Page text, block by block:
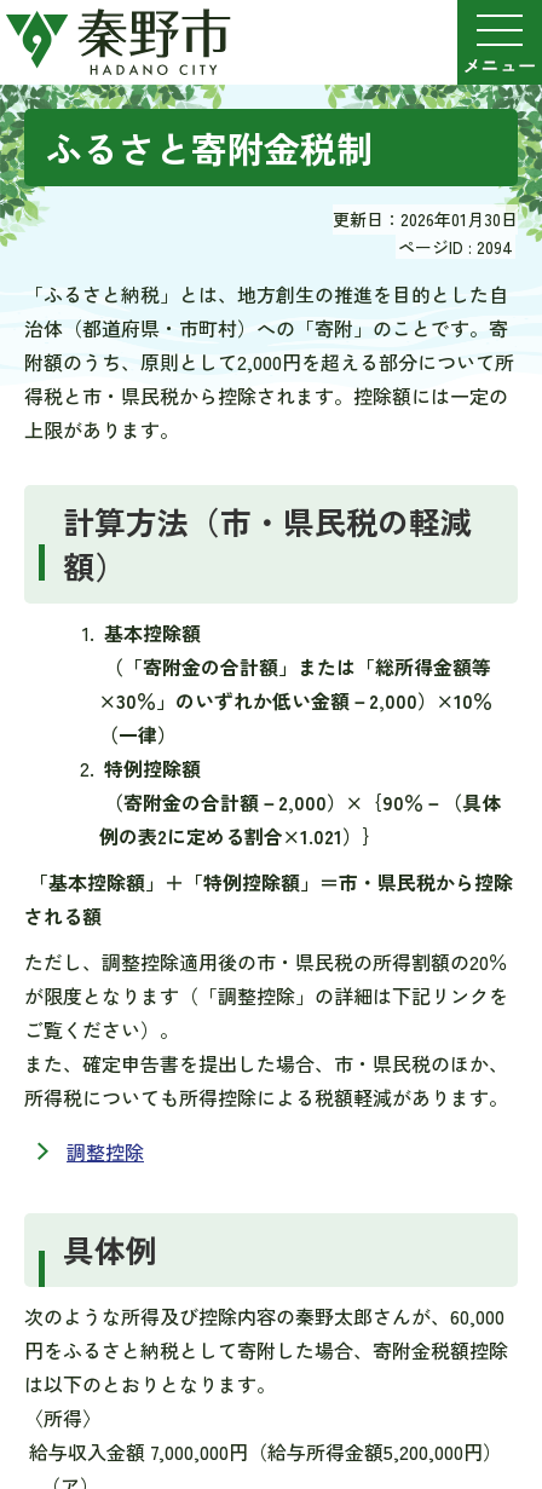
ふるさと寄附金税制
更新日：2026年01月30日
ページID : 2094
「ふるさと納税」とは、地方創生の推進を目的とした自
治体（都道府県・市町村）への「寄附」のことです。寄
附額のうち、原則として2,000円を超える部分について所
得税と市・県民税から控除されます。控除額には一定の
上限があります。
計算方法（市・県民税の軽減
額）
基本控除額
（「寄附金の合計額」または「総所得金額等
×30％」のいずれか低い金額－2,000）×10％
（一律）
特例控除額
（寄附金の合計額－2,000）×｛90％－（具体
例の表2に定める割合×1.021）｝
「基本控除額」＋「特例控除額」＝市・県民税から控除
される額
ただし、調整控除適用後の市・県民税の所得割額の20％
が限度となります（「調整控除」の詳細は下記リンクを
ご覧ください）。
また、確定申告書を提出した場合、市・県民税のほか、
所得税についても所得控除による税額軽減があります。
調整控除
具体例
次のような所得及び控除内容の秦野太郎さんが、60,000
円をふるさと納税として寄附した場合、寄附金税額控除
は以下のとおりとなります。
〈所得〉
給与収入金額 7,000,000円（給与所得金額5,200,000円）